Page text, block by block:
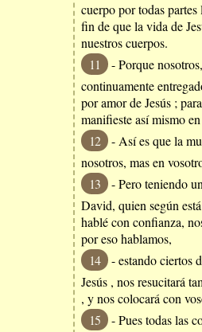
cuerpo por todas
fin de que la vida de
nuestros cuerpos.
11
- Porque
continuamente
por amor de Jesús ;
manifieste así mismo
12
- Así es que la
nosotros, mas en
13
- Pero teniendo
David, quien según
hablé con confianza,
por eso hablamos,
14
- estando ciertos
Jesús , nos resucitará
, y nos colocará con
15
- Pues todas las